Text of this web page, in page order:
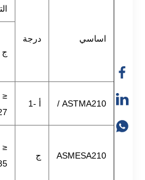
اساسي درجة
ج
ASTMA210 / أ -1
≤
ASMESA210 ج
≤